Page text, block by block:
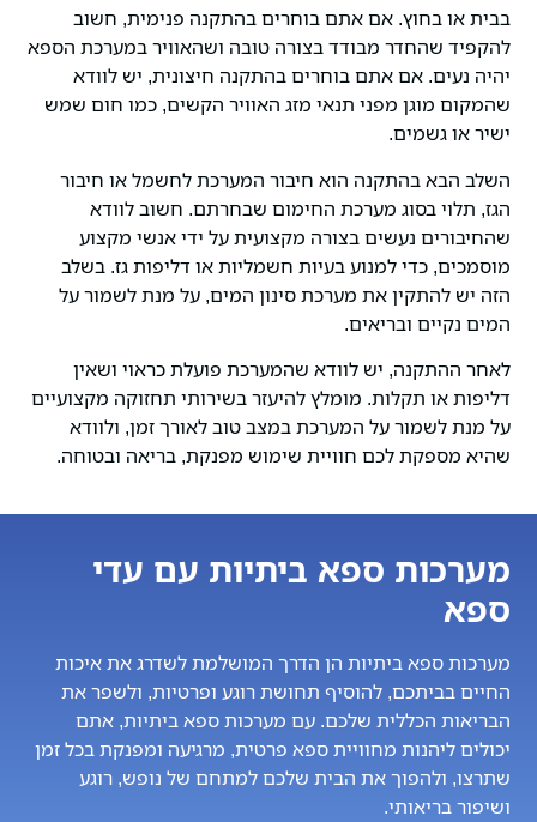
בבית או בחוץ. אם אתם בוחרים בהתקנה פנימית, חשוב
להקפיד שהחדר מבודד בצורה טובה ושהאוויר במערכת הספא
יהיה נעים. אם אתם בוחרים בהתקנה חיצונית, יש לוודא
שהמקום מוגן מפני תנאי מזג האוויר הקשים, כמו חום שמש
ישיר או גשמים.
השלב הבא בהתקנה הוא חיבור המערכת לחשמל או חיבור
הגז, תלוי בסוג מערכת החימום שבחרתם. חשוב לוודא
שהחיבורים נעשים בצורה מקצועית על ידי אנשי מקצוע
מוסמכים, כדי למנוע בעיות חשמליות או דליפות גז. בשלב
הזה יש להתקין את מערכת סינון המים, על מנת לשמור על
המים נקיים ובריאים.
לאחר ההתקנה, יש לוודא שהמערכת פועלת כראוי ושאין
דליפות או תקלות. מומלץ להיעזר בשירותי תחזוקה מקצועיים
על מנת לשמור על המערכת במצב טוב לאורך זמן, ולוודא
שהיא מספקת לכם חוויית שימוש מפנקת, בריאה ובטוחה.
מערכות ספא ביתיות עם עדי
ספא
מערכות ספא ביתיות הן הדרך המושלמת לשדרג את איכות
החיים בביתכם, להוסיף תחושת רוגע ופרטיות, ולשפר את
הבריאות הכללית שלכם. עם מערכות ספא ביתיות, אתם
יכולים ליהנות מחוויית ספא פרטית, מרגיעה ומפנקת בכל זמן
שתרצו, ולהפוך את הבית שלכם למתחם של נופש, רוגע
ושיפור בריאותי.